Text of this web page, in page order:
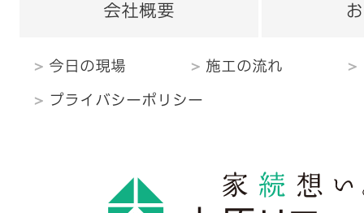
会社概要
今日の現場 施工の流れ
プライバシーポリシー